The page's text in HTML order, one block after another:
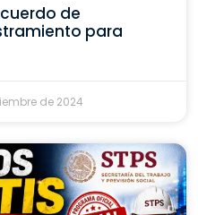
de
para
de 2024